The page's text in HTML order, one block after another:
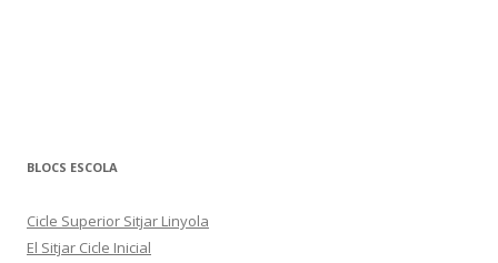
BLOCS ESCOLA
Cicle Superior Sitjar Linyola
El Sitjar Cicle Inicial